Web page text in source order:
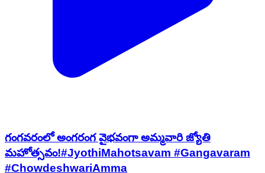
గంగవరంలో అంగరంగ వైభవంగా అమ్మవారి జ్యోతి
మహోత్సవం!#JyothiMahotsavam #Gangavaram
#ChowdeshwariAmma